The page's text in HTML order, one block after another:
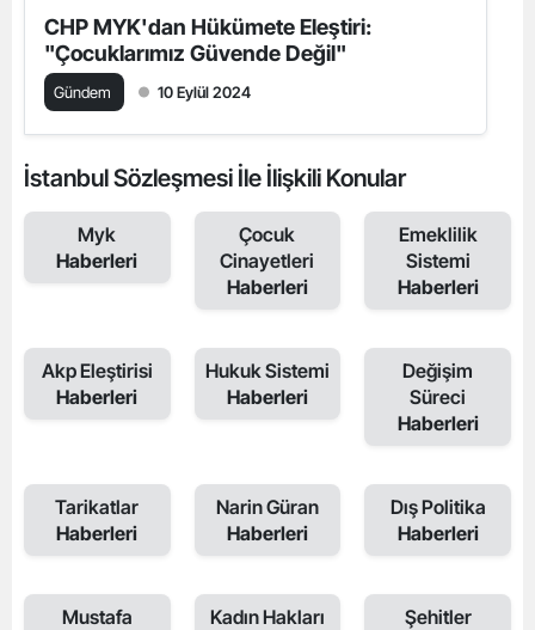
CHP MYK'dan Hükümete Eleştiri:
"Çocuklarımız Güvende Değil"
Gündem 10 Eylül 2024
İstanbul Sözleşmesi İle İlişkili Konular
Myk
Haberleri
Çocuk
Cinayetleri
Haberleri
Emeklilik
Sistemi
Haberleri
Akp Eleştirisi
Haberleri
Hukuk Sistemi
Haberleri
Değişim
Süreci
Haberleri
Tarikatlar
Haberleri
Narin Güran
Haberleri
Dış Politika
Haberleri
Mustafa
Kadın Hakları
Şehitler